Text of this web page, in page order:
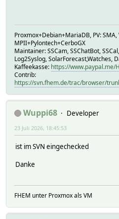
Proxmox+Debian+MariaDB, PV:
MPII+Pylontech+CerboGX
Maintainer: SSCam, SSChatBot,
Log2Syslog, SolarForecast,Watches,
Kaffeekasse: https://www.paypal.me/
Contrib:
https://svn.fhem.de/trac/browser/
Wuppi68
Developer
23 Juli 2026, 18:45:53
ist im SVN eingechecked
Danke
FHEM unter Proxmox als VM